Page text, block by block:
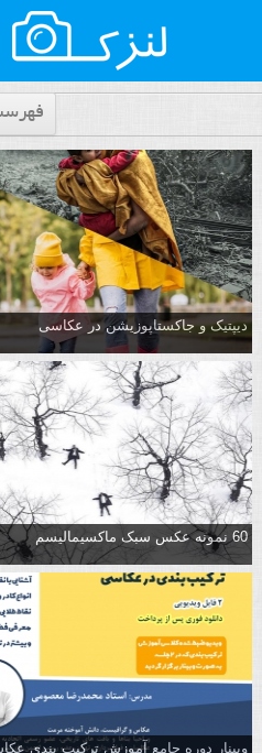
دیپتیک و جاکستا‌پوزیشن در عکاسی
60 نمونه عکس سبک ماکسیمالیسم
وبینار دوره جامع آموزش تركيب بندي